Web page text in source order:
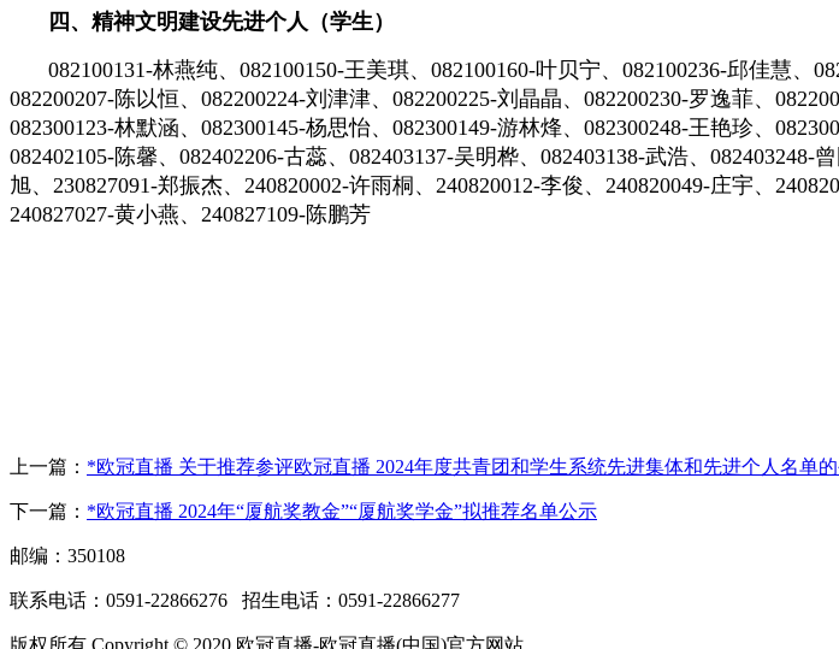
四、精神文明建设先进个人（学生）
082100131-林燕纯、082100150-王美琪、082100160-叶贝宁、082100236-邱佳慧、
082200207-陈以恒、082200224-刘津津、082200225-刘晶晶、082200230-罗逸菲、
082300123-林默涵、082300145-杨思怡、082300149-游林烽、082300248-王艳珍、
082402105-陈馨、082402206-古蕊、082403137-吴明桦、082403138-武浩、
旭、230827091-郑振杰、240820002-许雨桐、240820012-李俊、240820049-庄宇、
240827027-黄小燕、240827109-陈鹏芳
上一篇： *欧冠直播 关于推荐参评欧冠直播 2024年度共青团和学生系统先进集体和先进个人名单
下一篇： *欧冠直播 2024年“厦航奖教金”“厦航奖学金”拟推荐名单公示
邮编：350108
联系电话：0591-22866276 招生电话：0591-22866277
版权所有 Copyright © 2020 欧冠直播-欧冠直播(中国)官方网站